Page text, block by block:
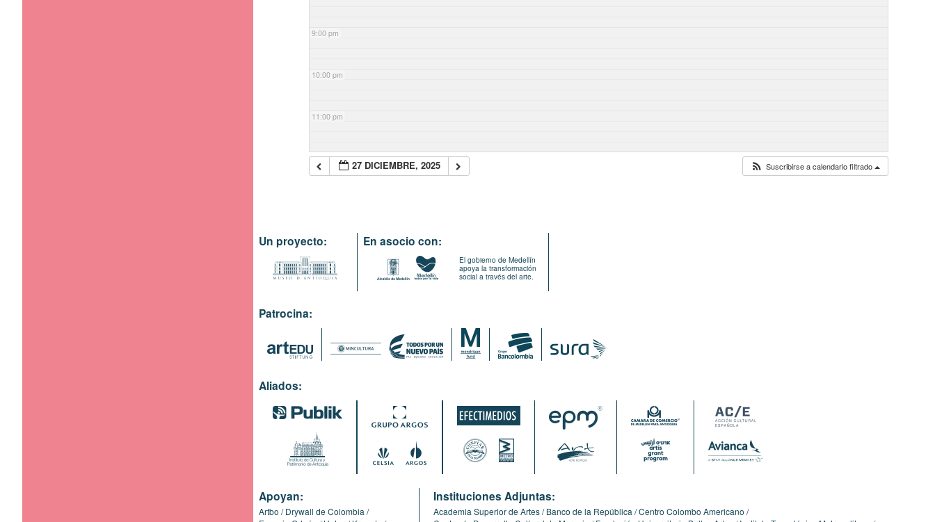
9:00 pm
10:00 pm
11:00 pm
27 DICIEMBRE, 2025 Suscribirse a calendario filtrado
Un proyecto: En asocio con:
El gobierno de Medellín
apoya la transformación
social a través del arte.
Patrocina:
Aliados:
Apoyan:
Artbo
Drywall de Colombia
Instituciones Adjuntas:
Academia Superior de Artes Banco de la República Centro Colombo Americano